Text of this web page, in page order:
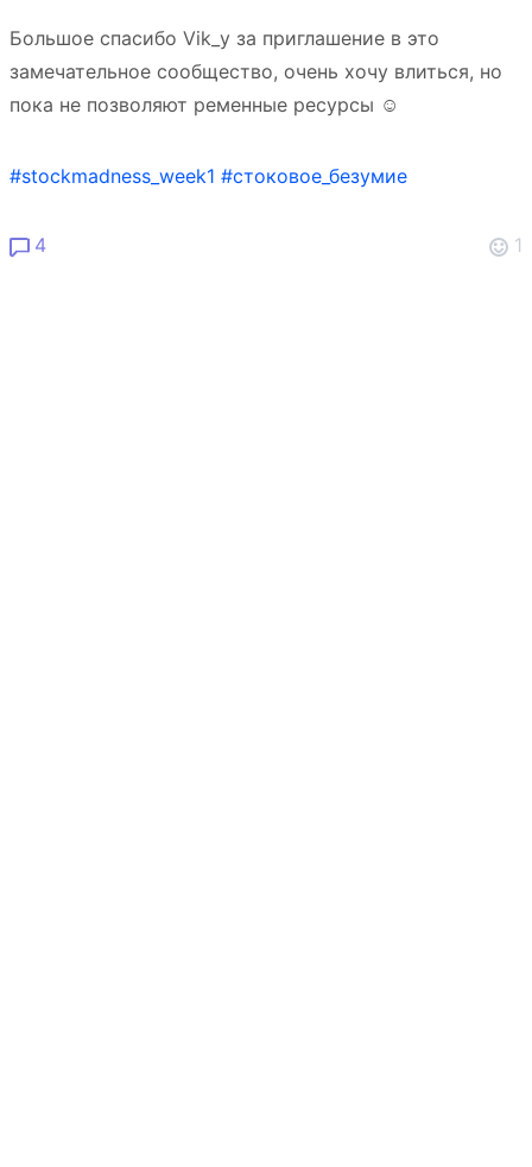
Большое спасибо Vik_у за приглашение в это
замечательное сообщество, очень хочу влиться, но
пока не позволяют ременные ресурсы ☺️
#stockmadness_week1 #стоковое_безумие
4 1